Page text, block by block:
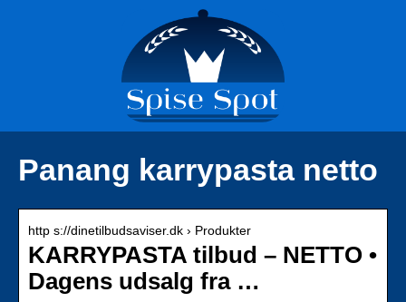
Panang karrypasta netto
http s://dinetilbudsaviser.dk › Produkter
KARRYPASTA tilbud – NETTO •
Dagens udsalg fra …